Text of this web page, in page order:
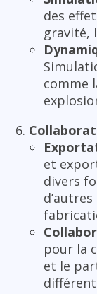
des
gravité,
comme
et
divers
pour la
et le